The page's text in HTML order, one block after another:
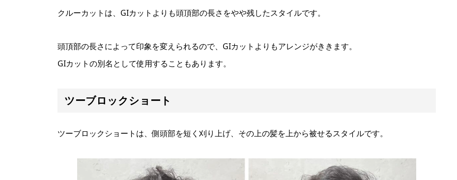
クルーカットは、GIカットよりも頭頂部の長さをやや残したスタイルです。
頭頂部の長さによって印象を変えられるので、GIカットよりもアレンジがききます。
GIカットの別名として使用することもあります。
ツーブロックショート
ツーブロックショートは、側頭部を短く刈り上げ、その上の髪を上から被せるスタイルです。